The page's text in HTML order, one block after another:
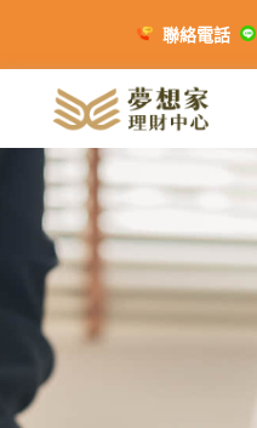
聯絡電話